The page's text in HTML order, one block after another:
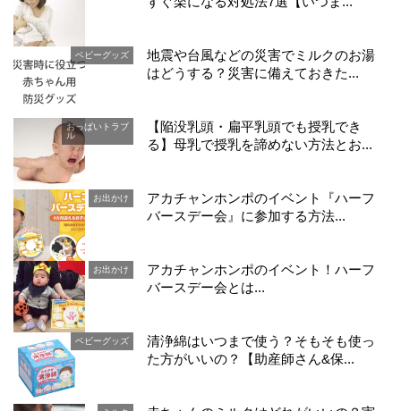
ベビーグッズ
地震や台風などの災害でミルクのお湯
はどうする？災害に備えておきた...
おっぱいトラブ
ル
【陥没乳頭・扁平乳頭でも授乳でき
る】母乳で授乳を諦めない方法とお...
お出かけ
アカチャンホンポのイベント『ハーフ
バースデー会』に参加する方法...
お出かけ
アカチャンホンポのイベント！ハーフ
バースデー会とは...
ベビーグッズ
清浄綿はいつまで使う？そもそも使っ
た方がいいの？【助産師さん&保...